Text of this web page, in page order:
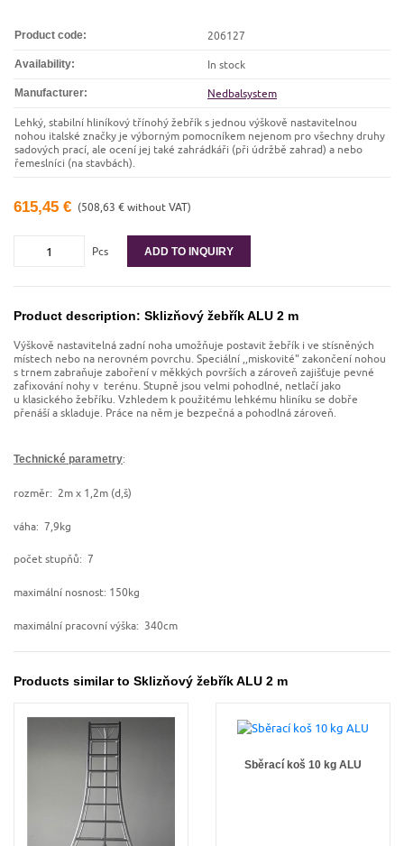
Product code: 206127
Availability: In stock
Manufacturer: Nedbalsystem
Lehký, stabilní hliníkový třínohý žebřík s jednou výškově nastavitelnou
nohou italské značky je výborným pomocníkem nejenom pro všechny druhy
sadových prací, ale ocení jej také zahrádkáři (při údržbě zahrad) a nebo
řemeslníci (na stavbách).
615,45 € (508,63 € without VAT)
Pcs ADD TO INQUIRY
Product description: Sklizňový žebřík ALU 2 m
Výškově nastavitelná zadní noha umožňuje postavit žebřík i ve stísněných
místech nebo na nerovném povrchu. Speciální ,,miskovité" zakončení nohou
s trnem zabraňuje zaboření v měkkých površích a zároveň zajišťuje pevné
zafixování nohy v terénu. Stupně jsou velmi pohodlné, netlačí jako
u klasického žebříku. Vzhledem k použitému lehkému hliníku se dobře
přenáší a skladuje. Práce na něm je bezpečná a pohodlná zároveň.
Technické parametry:
rozměr: 2m x 1,2m (d,š)
váha: 7,9kg
počet stupňů: 7
maximální nosnost: 150kg
maximální pracovní výška: 340cm
Products similar to Sklizňový žebřík ALU 2 m
Sběrací koš 10 kg ALU